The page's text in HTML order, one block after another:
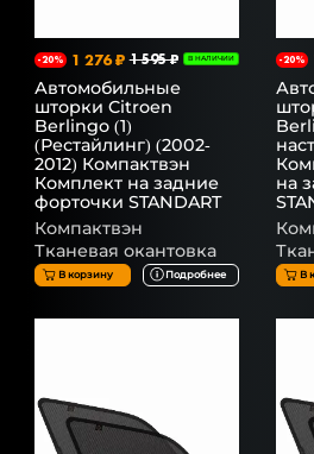
-20% 1 276 ₽ 1 595 ₽ В НАЛИЧИИ
Автомобильные
шторки Citroen
Berlingo (1)
(Рестайлинг) (2002-
2012) Компактвэн
Комплект на задние
форточки STANDART
Компактвэн
Тканевая окантовка
В корзину Подробнее
-20%
на
В